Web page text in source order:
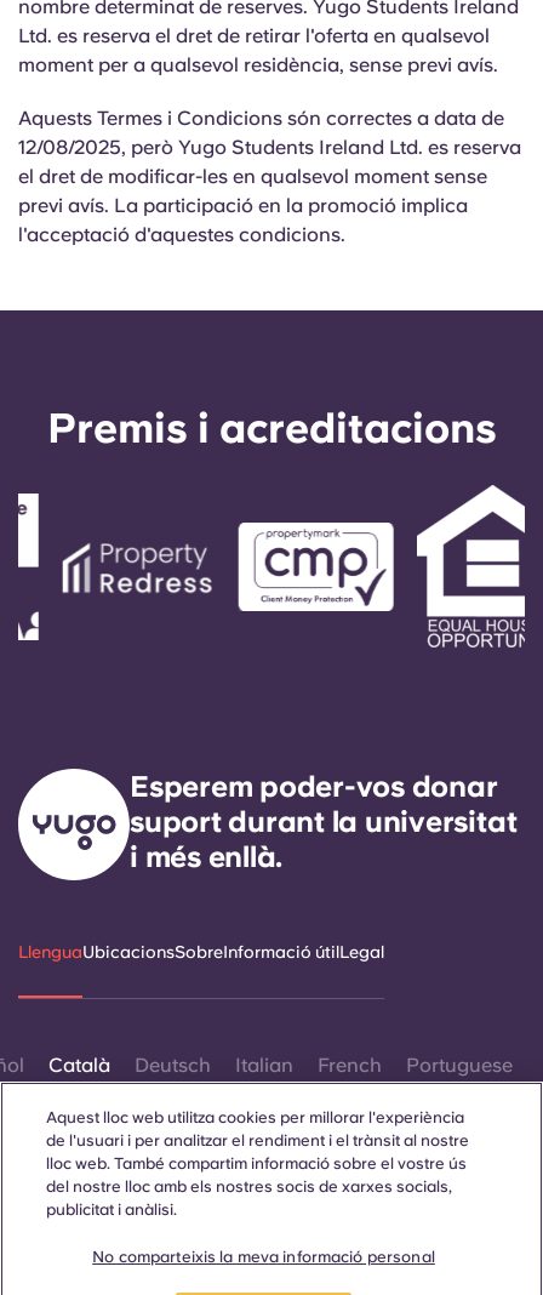
nombre determinat de reserves. Yugo Students Ireland
Ltd. es reserva el dret de retirar l'oferta en qualsevol
moment per a qualsevol residència, sense previ avís.
Aquests Termes i Condicions són correctes a data de
12/08/2025, però Yugo Students Ireland Ltd. es reserva
el dret de modificar-les en qualsevol moment sense
previ avís. La participació en la promoció implica
l'acceptació d'aquestes condicions.
Premis i acreditacions
Esperem poder-vos donar
suport durant la universitat
i més enllà.
LlenguaUbicacionsSobreInformació útilLegal
Català Deutsch Italian French Portuguese
Aquest lloc web utilitza cookies per millorar l'experiència
de l'usuari i per analitzar el rendiment i el trànsit al nostre
lloc web. També compartim informació sobre el vostre ús
del nostre lloc amb els nostres socis de xarxes socials,
publicitat i anàlisi.
No comparteixis la meva informació personal